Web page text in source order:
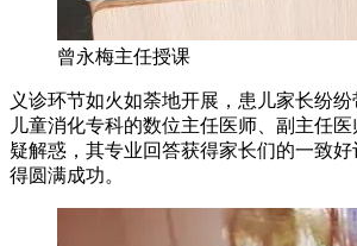
曾永梅主任授课
义诊环节如火如荼地开展，患儿家长纷纷
儿童消化专科的数位主任医师、副主任
疑解惑，其专业回答获得家长们的一致
得圆满成功。